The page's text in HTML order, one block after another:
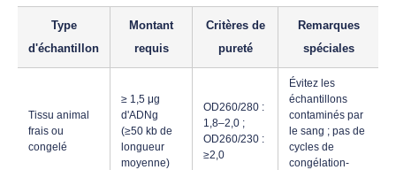
Type
d'échantillon
Montant
requis
Critères de
pureté
Remarques
spéciales
Tissu animal
frais ou
congelé
≥ 1,5 μg
d'ADNg
(≥50 kb de
longueur
moyenne)
OD260/280 :
1,8–2,0 ;
OD260/230 :
≥2,0
Évitez les
échantillons
contaminés par
le sang ; pas de
cycles de
congélation-